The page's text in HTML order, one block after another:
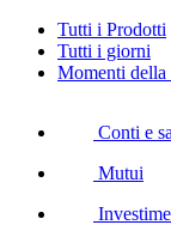
Tutti i Prodotti
Tutti i giorni
Momenti della
Conti e
Mutui